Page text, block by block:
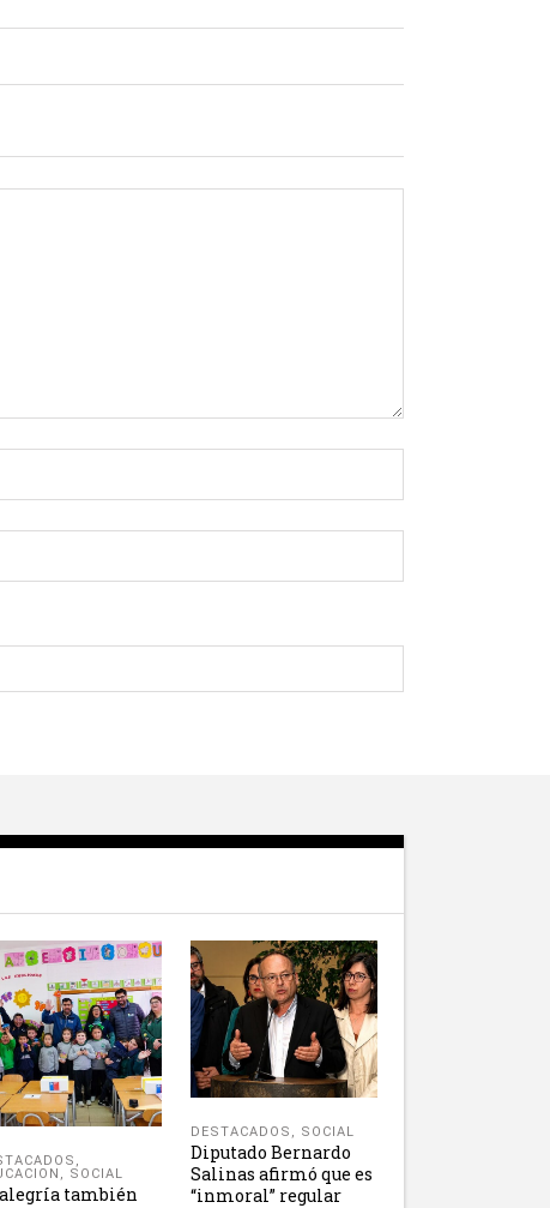
,
, SOCIAL
también
DESTACADOS , SOCIAL
Diputado Bernardo
Salinas afirmó que es
“inmoral” regular